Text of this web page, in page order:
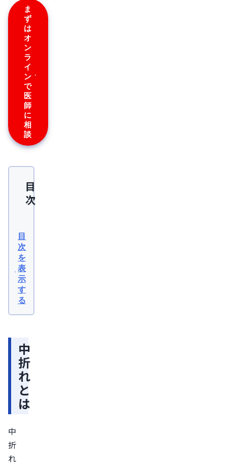
ま
ず
は
オ
ン
ラ
イ
ン
で
医
師
に
相
談
目
次
目
次
を
表
示
す
る
中
折
れ
と
は
中
折
れ